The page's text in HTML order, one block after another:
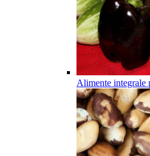
Alimente integrale